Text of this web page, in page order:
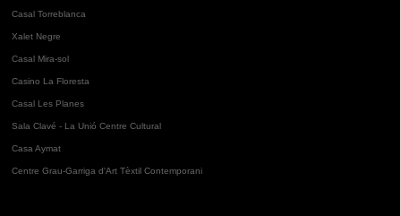
Casal Torreblanca
Xalet Negre
Casal Mira-sol
Casino La Floresta
Casal Les Planes
Sala Clavé - La Unió Centre Cultural
Casa Aymat
Centre Grau-Garriga d'Art Tèxtil Contemporani